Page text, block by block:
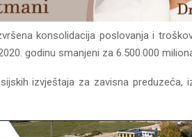
konsolidacija poslovanja i
godinu smanjeni za 6.500.000
izvještaja za zavisna preduzeća,